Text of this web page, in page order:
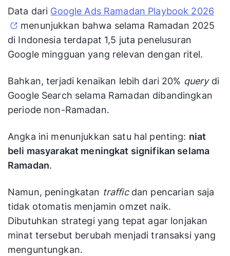
Data dari Google Ads Ramadan Playbook 2026
menunjukkan bahwa selama Ramadan 2025
di Indonesia terdapat 1,5 juta penelusuran
Google mingguan yang relevan dengan ritel.
Bahkan, terjadi kenaikan lebih dari 20% querydi
Google Search selama Ramadan dibandingkan
periode non-Ramadan.
Angka ini menunjukkan satu hal penting: niat
beli masyarakat meningkat signifikan selama
Ramadan.
Namun, peningkatan trafficdan pencarian saja
tidak otomatis menjamin omzet naik.
Dibutuhkan strategi yang tepat agar lonjakan
minat tersebut berubah menjadi transaksi yang
menguntungkan.